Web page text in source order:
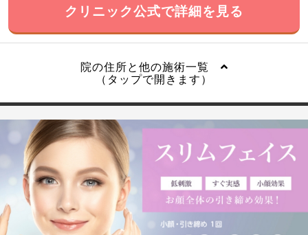
クリニック公式で詳細を見る
院の住所と他の施術一覧
（タップで開きます）